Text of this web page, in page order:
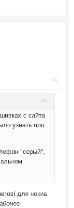
с сайта
узнать про
"серый",
для нокиа